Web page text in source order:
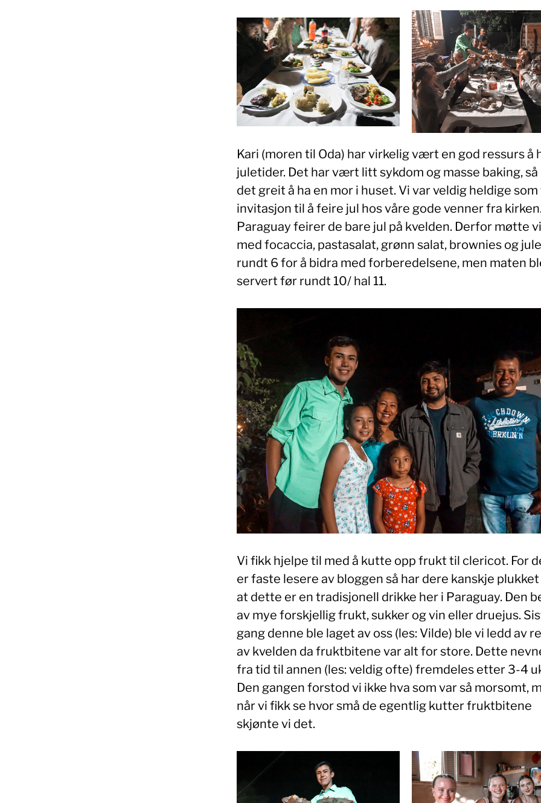
Kari (moren til Oda) har virkelig vært en god ressurs å
juletider. Det har vært litt sykdom og masse baking, så
det greit å ha en mor i huset. Vi var veldig heldige
invitasjon til å feire jul hos våre gode venner fra
Paraguay feirer de bare jul på kvelden. Derfor møtte
med focaccia, pastasalat, grønn salat, brownies og
rundt 6 for å bidra med forberedelsene, men maten
servert før rundt 10/ hal 11.
Vi fikk hjelpe til med å kutte opp frukt til clericot. For
er faste lesere av bloggen så har dere kanskje
at dette er en tradisjonell drikke her i Paraguay. Den
av mye forskjellig frukt, sukker og vin eller druejus.
gang denne ble laget av oss (les: Vilde) ble vi ledd av
av kvelden da fruktbitene var alt for store. Dette
fra tid til annen (les: veldig ofte) fremdeles etter 3-4
Den gangen forstod vi ikke hva som var så morsomt,
når vi fikk se hvor små de egentlig kutter fruktbitene
skjønte vi det.